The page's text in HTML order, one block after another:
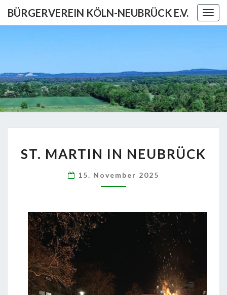
BÜRGERVEREIN KÖLN-NEUBRÜCK E.V.
MARTIN
NEUBRÜCK
ST. MARTIN IN NEUBRÜCK
15. November 2025